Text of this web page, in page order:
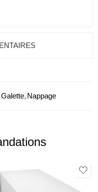
, Nappage